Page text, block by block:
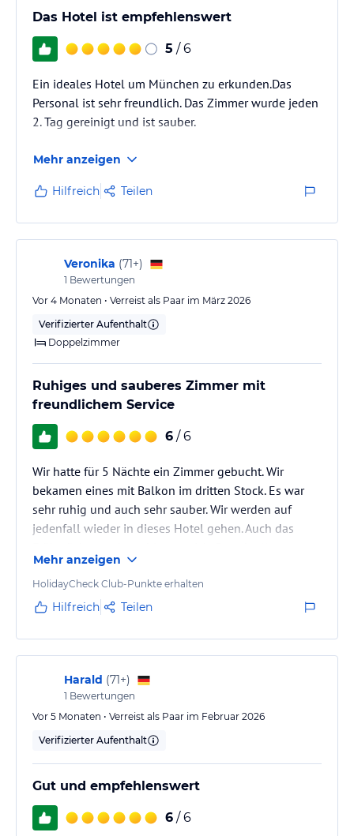
Das Hotel ist empfehlenswert
5 / 6
Ein ideales Hotel um München zu erkunden.Das
Personal ist sehr freundlich. Das Zimmer wurde jeden
2. Tag gereinigt und ist sauber.
Mehr anzeigen
Hilfreich Teilen
Veronika (71+)
1 Bewertungen
Vor 4 Monaten • Verreist als Paar im März 2026
Verifizierter Aufenthalt
Doppelzimmer
Ruhiges und sauberes Zimmer mit
freundlichem Service
6 / 6
Wir hatte für 5 Nächte ein Zimmer gebucht. Wir
bekamen eines mit Balkon im dritten Stock. Es war
sehr ruhig und auch sehr sauber. Wir werden auf
jedenfall wieder in dieses Hotel gehen. Auch das
man sich wünscht.
Mehr anzeigen
HolidayCheck Club-Punkte erhalten
Hilfreich Teilen
Harald (71+)
1 Bewertungen
Vor 5 Monaten • Verreist als Paar im Februar 2026
Verifizierter Aufenthalt
Gut und empfehlenswert
6 / 6